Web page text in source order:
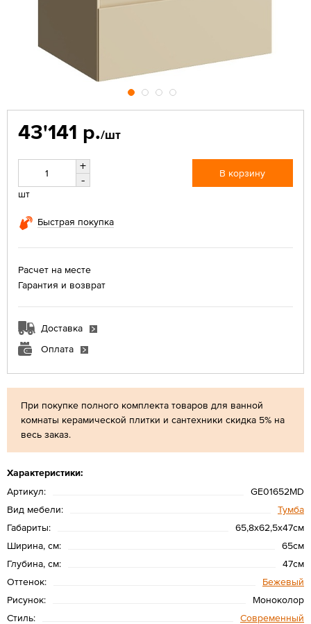
При покупке полного комплекта товаров для ванной
комнаты керамической плитки и сантехники скидка 5% на
весь заказ.
Характеристики:
Артикул:
GE01652MD
Вид мебели:
Тумба
Габариты:
65,8x62,5x47см
Ширина, см:
65см
Глубина, см:
47см
Оттенок:
Бежевый
Рисунок:
Моноколор
Стиль:
Современный
43'141 р./шт
+
-
шт
В корзину
Быстрая покупка
Расчет на месте
Гарантия и возврат
Доставка
Оплата